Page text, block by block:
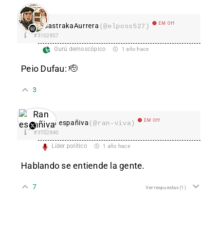
SastrakaAurrera (@elposs527) EM Off
#3102857
Gurú demoscópico 1 año hace
Peio Dufau: 🫡
3
Ran españiva(@ran-viva) EM Off
#3102840
Líder político 1 año hace
Hablando se entiende la gente.
7 Ver respuestas(1)